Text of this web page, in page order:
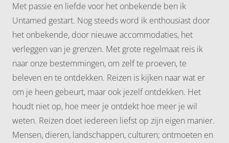
Met passie en liefde voor het onbekende ben ik
Untamed gestart. Nog steeds word ik enthousiast door
het onbekende, door nieuwe accommodaties, het
verleggen van je grenzen. Met grote regelmaat reis ik
naar onze bestemmingen, om zelf te proeven, te
beleven en te ontdekken. Reizen is kijken naar wat er
om je heen gebeurt, maar ook jezelf ontdekken. Het
houdt niet op, hoe meer je ontdekt hoe meer je wil
weten. Reizen doet iedereen liefst op zijn eigen manier.
Mensen, dieren, landschappen, culturen; ontmoeten en